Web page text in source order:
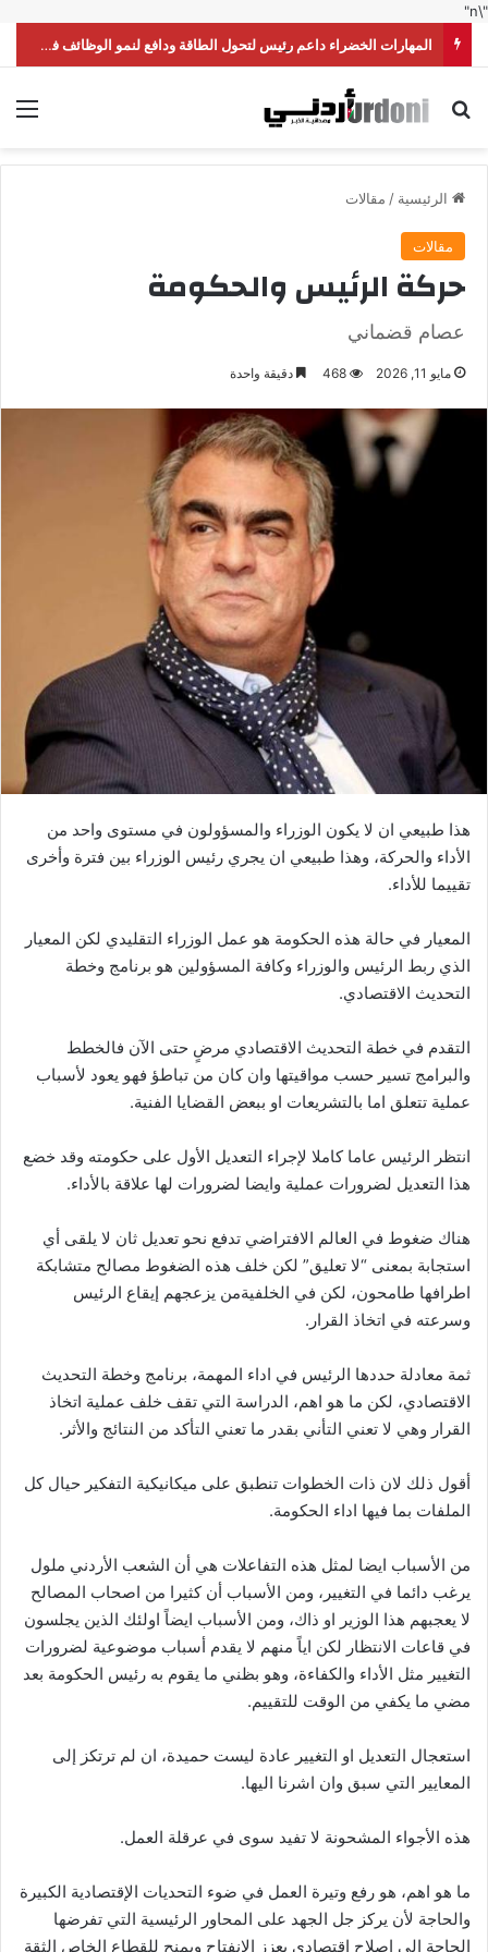
"\n"
المهارات الخضراء داعم رئيس لتحول الطاقة ودافع لنمو الوظائف في الأردن
بحث عن
الرئيسية / مقالات
مقالات
حركة الرئيس والحكومة
عصام قضماني
مايو 11, 2026 468 دقيقة واحدة
هذا طبيعي ان لا يكون الوزراء والمسؤولون في مستوى واحد من
الأداء والحركة، وهذا طبيعي ان يجري رئيس الوزراء بين فترة وأخرى
تقييما للأداء.
المعيار في حالة هذه الحكومة هو عمل الوزراء التقليدي لكن المعيار
الذي ربط الرئيس والوزراء وكافة المسؤولين هو برنامج وخطة
التحديث الاقتصادي.
التقدم في خطة التحديث الاقتصادي مرضٍ حتى الآن فالخطط
والبرامج تسير حسب مواقيتها وان كان من تباطؤ فهو يعود لأسباب
عملية تتعلق اما بالتشريعات او ببعض القضايا الفنية.
انتظر الرئيس عاما كاملا لإجراء التعديل الأول على حكومته وقد خضع
هذا التعديل لضرورات عملية وايضا لضرورات لها علاقة بالأداء.
هناك ضغوط في العالم الافتراضي تدفع نحو تعديل ثان لا يلقى أي
استجابة بمعنى “لا تعليق” لكن خلف هذه الضغوط مصالح متشابكة
اطرافها طامحون، لكن في الخلفيةمن يزعجهم إيقاع الرئيس
وسرعته في اتخاذ القرار.
ثمة معادلة حددها الرئيس في اداء المهمة، برنامج وخطة التحديث
الاقتصادي، لكن ما هو اهم، الدراسة التي تقف خلف عملية اتخاذ
القرار وهي لا تعني التأني بقدر ما تعني التأكد من النتائج والأثر.
أقول ذلك لان ذات الخطوات تنطبق على ميكانيكية التفكير حيال كل
الملفات بما فيها اداء الحكومة.
من الأسباب ايضا لمثل هذه التفاعلات هي أن الشعب الأردني ملول
يرغب دائما في التغيير، ومن الأسباب أن كثيرا من اصحاب المصالح
لا يعجبهم هذا الوزير او ذاك، ومن الأسباب ايضاً اولئك الذين يجلسون
في قاعات الانتظار لكن اياً منهم لا يقدم أسباب موضوعية لضرورات
التغيير مثل الأداء والكفاءة، وهو بظني ما يقوم به رئيس الحكومة بعد
مضي ما يكفي من الوقت للتقييم.
استعجال التعديل او التغيير عادة ليست حميدة، ان لم ترتكز إلى
المعايير التي سبق وان اشرنا اليها.
هذه الأجواء المشحونة لا تفيد سوى في عرقلة العمل.
ما هو اهم، هو رفع وتيرة العمل في ضوء التحديات الإقتصادية الكبيرة
والحاجة لأن يركز جل الجهد على المحاور الرئيسية التي تفرضها
الحاجة الى إصلاح اقتصادي يعزز الإنفتاح ويمنح للقطاع الخاص الثقة